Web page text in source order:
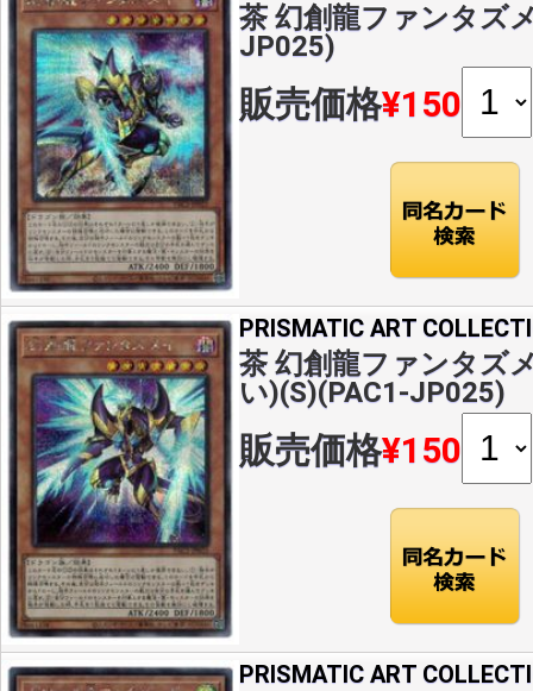
茶 幻創龍ファンタズ
JP025)
販売価格¥150
PRISMATIC ART
茶 幻創龍ファンタズ
い)(S)(PAC1-JP025)
販売価格¥150
PRISMATIC ART